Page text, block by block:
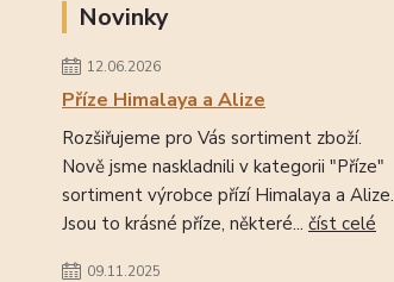
Novinky
12.06.2026
Příze Himalaya a Alize
Rozšiřujeme pro Vás sortiment zboží.
Nově jsme naskladnili v kategorii "Příze"
sortiment výrobce přízí Himalaya a Alize.
Jsou to krásné příze, některé... číst celé
09.11.2025